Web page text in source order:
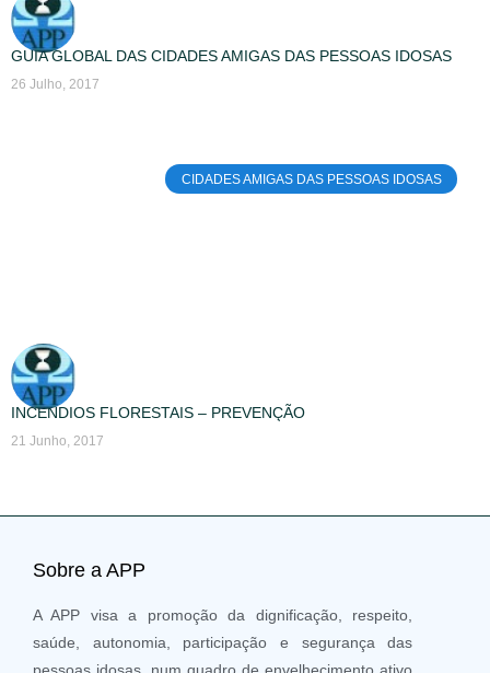
GUIA GLOBAL DAS CIDADES AMIGAS DAS PESSOAS IDOSAS
26 Julho, 2017
CIDADES AMIGAS DAS PESSOAS IDOSAS
INCÊNDIOS FLORESTAIS – PREVENÇÃO
21 Junho, 2017
Sobre a APP
A APP visa a promoção da dignificação, respeito,
saúde, autonomia, participação e segurança das